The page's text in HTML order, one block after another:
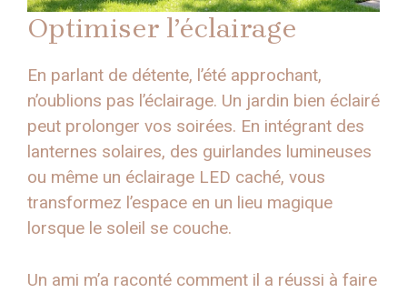
Optimiser l’éclairage
En parlant de détente, l’été approchant,
n’oublions pas l’éclairage. Un jardin bien éclairé
peut prolonger vos soirées. En intégrant des
lanternes solaires, des guirlandes lumineuses
ou même un éclairage LED caché, vous
transformez l’espace en un lieu magique
lorsque le soleil se couche.
Un ami m’a raconté comment il a réussi à faire